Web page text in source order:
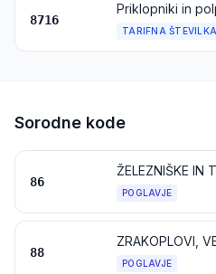
8716
TARIFNA ŠTEVILKA
Sorodne kode
86
POGLAVJE
88
POGLAVJE